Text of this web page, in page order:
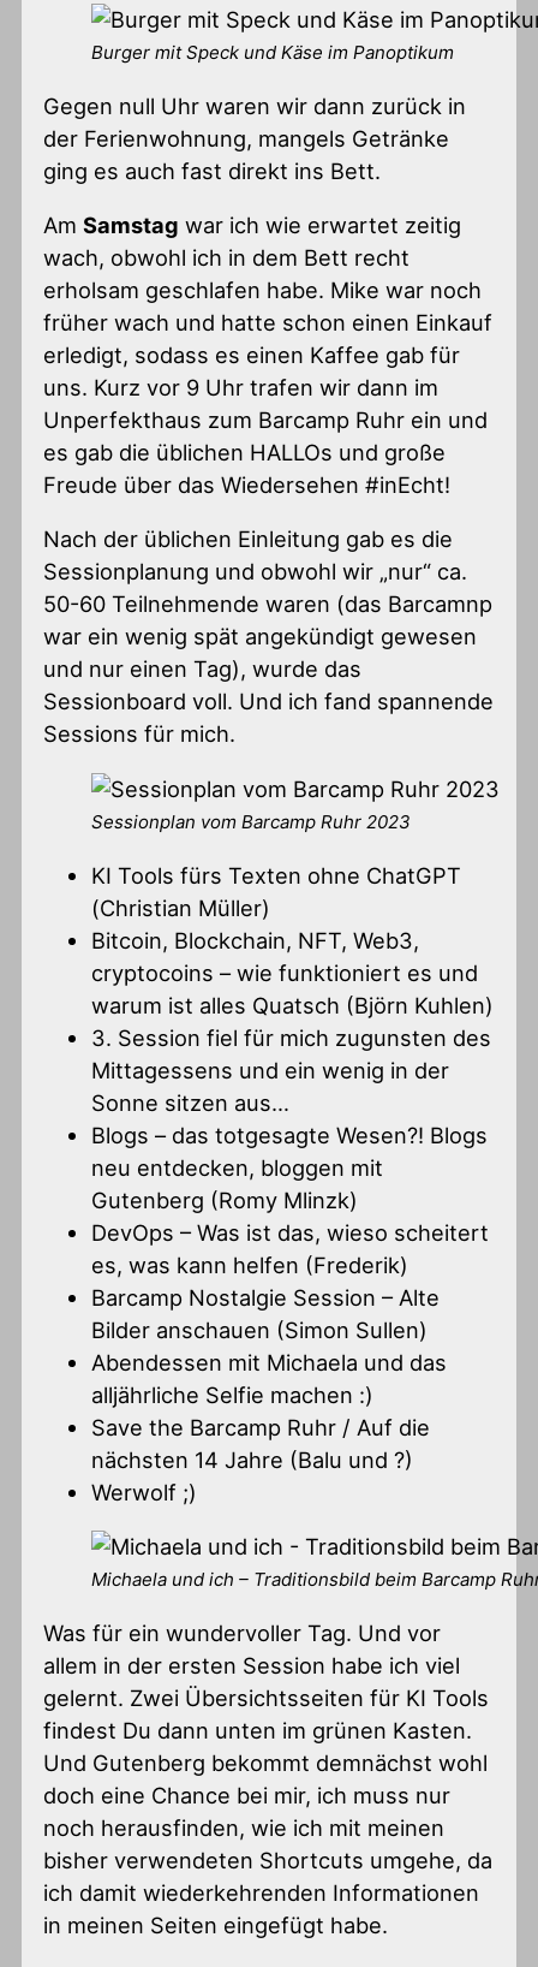
Burger mit Speck und Käse im Panoptikum
Gegen null Uhr waren wir dann zurück in
der Ferienwohnung, mangels Getränke
ging es auch fast direkt ins Bett.
AmSamstag war ich wie erwartet zeitig
wach, obwohl ich in dem Bett recht
erholsam geschlafen habe. Mike war noch
früher wach und hatte schon einen Einkauf
erledigt, sodass es einen Kaffee gab für
uns. Kurz vor 9 Uhr trafen wir dann im
Unperfekthaus zum Barcamp Ruhr ein und
es gab die üblichen HALLOs und große
Freude über das Wiedersehen #inEcht!
Nach der üblichen Einleitung gab es die
Sessionplanung und obwohl wir „nur“ ca.
50-60 Teilnehmende waren (das Barcamnp
war ein wenig spät angekündigt gewesen
und nur einen Tag), wurde das
Sessionboard voll. Und ich fand spannende
Sessions für mich.
Sessionplan vom Barcamp Ruhr 2023
KI Tools fürs Texten ohne ChatGPT
(Christian Müller)
Bitcoin, Blockchain, NFT, Web3,
cryptocoins – wie funktioniert es und
warum ist alles Quatsch (Björn Kuhlen)
3. Session fiel für mich zugunsten des
Mittagessens und ein wenig in der
Sonne sitzen aus…
Blogs – das totgesagte Wesen?! Blogs
neu entdecken, bloggen mit
Gutenberg (Romy Mlinzk)
DevOps – Was ist das, wieso scheitert
es, was kann helfen (Frederik)
Barcamp Nostalgie Session – Alte
Bilder anschauen (Simon Sullen)
Abendessen mit Michaela und das
alljährliche Selfie machen :)
Save the Barcamp Ruhr / Auf die
nächsten 14 Jahre (Balu und ?)
Werwolf ;)
Michaela und ich – Traditionsbild beim Barcamp
Was für ein wundervoller Tag. Und vor
allem in der ersten Session habe ich viel
gelernt. Zwei Übersichtsseiten für KI Tools
findest Du dann unten im grünen Kasten.
Und Gutenberg bekommt demnächst wohl
doch eine Chance bei mir, ich muss nur
noch herausfinden, wie ich mit meinen
bisher verwendeten Shortcuts umgehe, da
ich damit wiederkehrenden Informationen
in meinen Seiten eingefügt habe.